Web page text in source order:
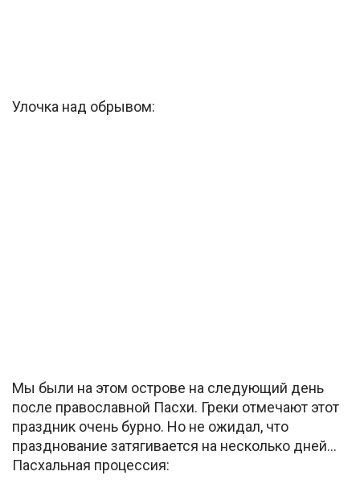
Улочка над обрывом:
Мы были на этом острове на следующий день
после православной Пасхи. Греки отмечают этот
праздник очень бурно. Но не ожидал, что
празднование затягивается на несколько дней…
Пасхальная процессия: